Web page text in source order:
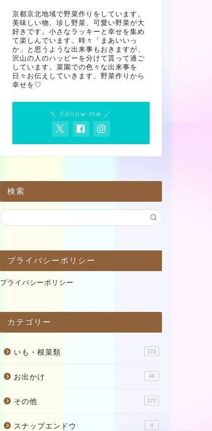
京都京北地域で野菜作りをしています。
美味しい物、珍し野菜、可愛い野菜が大
好きです。小さなラッキーと幸せを集め
て楽しんでいます。時々「まあいいっ
か」と思うような出来事もおきますが、
沢山の人のハッピーを分けて貰って過ご
しています。菜園での色々な出来事を
日々お伝えしていきます。野菜作りから
幸せを♡
＼ Follow me ／
検索
プライバシーポリシー
プライバシーポリシー
カテゴリー
いも・根菜類 172
お出かけ 46
その他 172
スナップエンドウ 4